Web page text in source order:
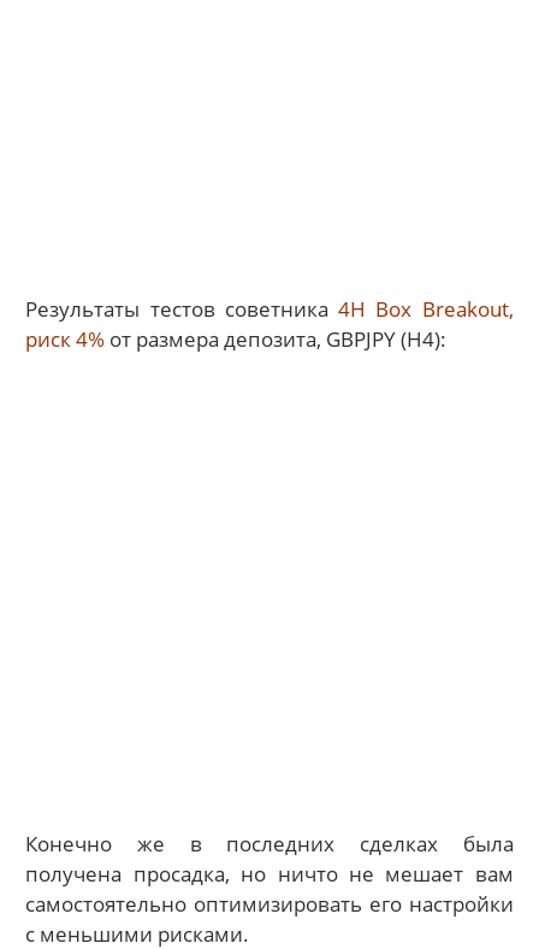
Результаты тестов советника4H Box Breakout,
риск 4% от размера депозита, GBPJPY (H4):
Конечно же в последних сделках была
получена просадка, но ничто не мешает вам
самостоятельно оптимизировать его настройки
с меньшими рисками.